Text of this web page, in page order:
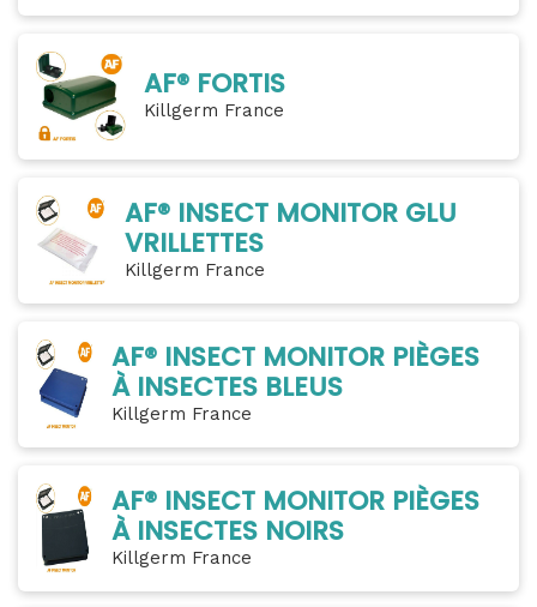
AF® FORTIS
Killgerm France
AF® INSECT MONITOR GLU
VRILLETTES
Killgerm France
AF® INSECT MONITOR PIÈGES
À INSECTES BLEUS
Killgerm France
AF® INSECT MONITOR PIÈGES
À INSECTES NOIRS
Killgerm France